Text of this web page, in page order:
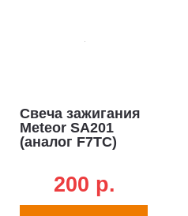
Свеча зажигания
Meteor SA201
(аналог F7TC)
200 p.